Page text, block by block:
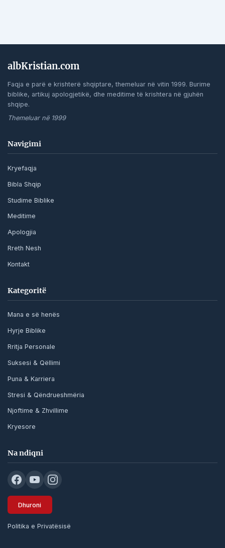
albKristian.com
Faqja e parë e krishterë shqiptare, themeluar në vitin 1999. Burime
biblike, artikuj apologjetikë, dhe meditime të krishtera në gjuhën
shqipe.
Themeluar në 1999
Navigimi
Kryefaqja
Bibla Shqip
Studime Biblike
Meditime
Apologjia
Rreth Nesh
Kontakt
Kategoritë
Mana e së henës
Hyrje Biblike
Rritja Personale
Suksesi & Qëllimi
Puna & Karriera
Stresi & Qëndrueshmëria
Njoftime & Zhvillime
Kryesore
Na ndiqni
Dhuroni
Politika e Privatësisë